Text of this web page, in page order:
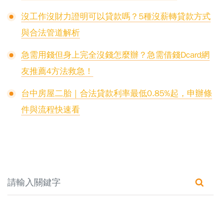
沒工作沒財力證明可以貸款嗎？5種沒薪轉貸款方式
與合法管道解析
急需用錢但身上完全沒錢怎麼辦？急需借錢Dcard網
友推薦4方法救急！
台中房屋二胎｜合法貸款利率最低0.85%起，申辦條
件與流程快速看